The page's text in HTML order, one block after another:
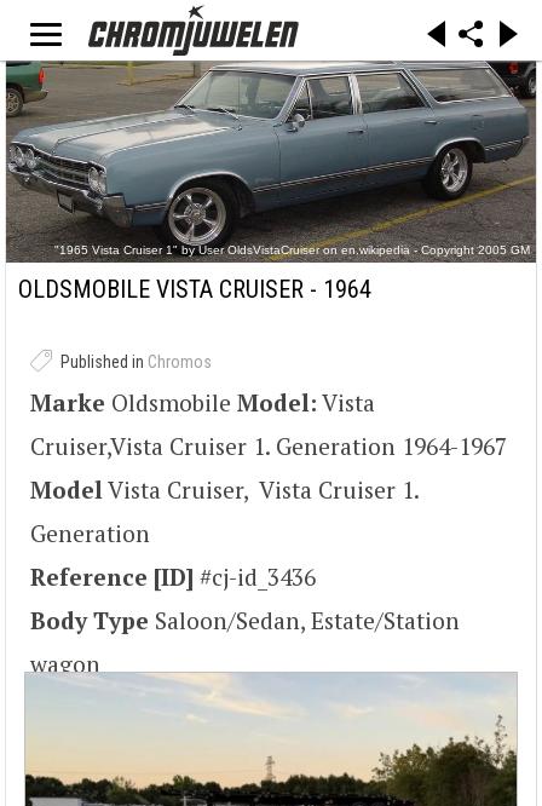
"1965 Vista Cruiser 1" by User OldsVistaCruiser on en.wikipedia - Copyright 2005 GM
Skywagon Club (http://www.vistacruiser.com). Licensed under Copyrighted free use via
https://commons.wikimedia.org/wiki/File:1965_Vista_Cruiser_1.jpg#/media/File:1965_Vista_C
OLDSMOBILE VISTA CRUISER - 1964
Published in Chromos
Marke Oldsmobile Model: Vista
Cruiser,Vista Cruiser 1. Generation 1964-1967
Model Vista Cruiser, Vista Cruiser 1.
Generation
Reference [ID] #cj-id_3436
Body Type Saloon/Sedan, Estate/Station
wagon